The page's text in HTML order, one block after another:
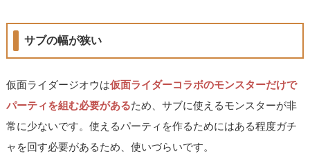
サブの幅が狭い
仮面ライダージオウは仮面ライダーコラボのモンスターだけで
パーティを組む必要があるため、サブに使えるモンスターが非
常に少ないです。使えるパーティを作るためにはある程度ガチ
ャを回す必要があるため、使いづらいです。